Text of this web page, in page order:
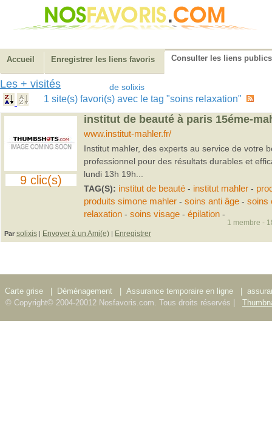
Accueil Enregistrer les liens favoris Consulter les liens publics
Les + visités de solixis
1 site(s) favori(s) avec le tag "soins relaxation"
9 clic(s)
institut de beauté à paris 15éme-
www.institut-mahler.fr/
Institut mahler, des experts au service de votre
professionnel pour des résultats durables et
lundi 13h 19h...
TAG(S): institut de beauté- institut mahler-
produits simone mahler- soins anti âge- soins
relaxation- soins visage- épilation-
Par solixis | Envoyer à un Ami(e) | Enregistrer
1 membre -
Carte grise Déménagement Assurance temporaire en ligne
© Copyright© 2004-20012 Nosfavoris.com. Tous droits réservés |